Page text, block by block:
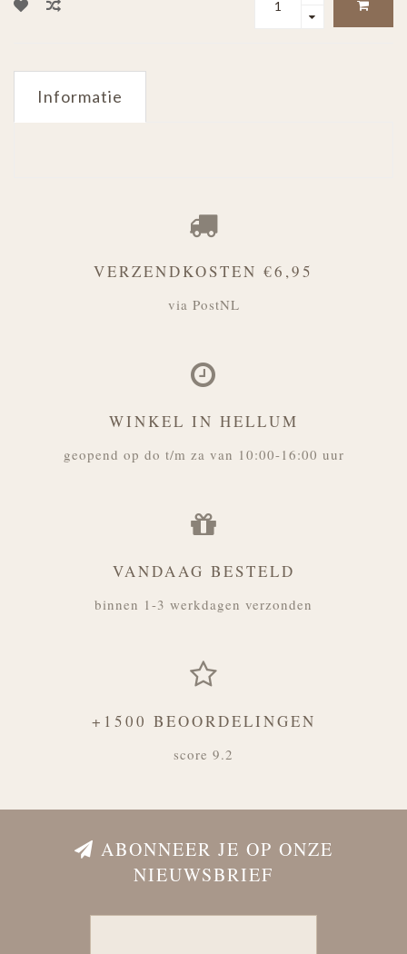
Informatie
VERZENDKOSTEN €6,95
via PostNL
WINKEL IN HELLUM
geopend op do t/m za van 10:00-16:00 uur
VANDAAG BESTELD
binnen 1-3 werkdagen verzonden
+1500 BEOORDELINGEN
score 9.2
ABONNEER JE OP ONZE
NIEUWSBRIEF